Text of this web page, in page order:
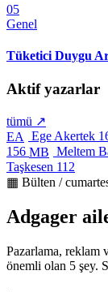
05
Genel
Tüketici Duygu
Aktif yazarlar
tümü ↗
EA
Ege Akertek
156 MB Meltem
Taşkesen 112
▦ Bülten /
Adgager
Pazarlama, reklam
önemli olan 5 şey.